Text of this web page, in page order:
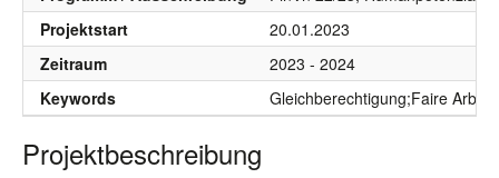
Projektstart
20.01.2023
Zeitraum
2023 - 2024
Keywords
Gleichberechtigung;Faire
Projektbeschreibung